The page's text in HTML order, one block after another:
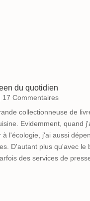
du quotidien
Commentaires
collectionneuse de
Evidemment, quand
à l'écologie, j'ai aussi
D'autant plus qu'avec le
des services de